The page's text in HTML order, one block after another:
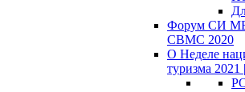
Форум СИ
СВМС 2020
О Неделе
туризма 2021 |